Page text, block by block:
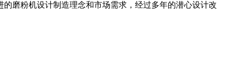
磨粉机设计制造理念和市场需求，经过多年的潜心设计改